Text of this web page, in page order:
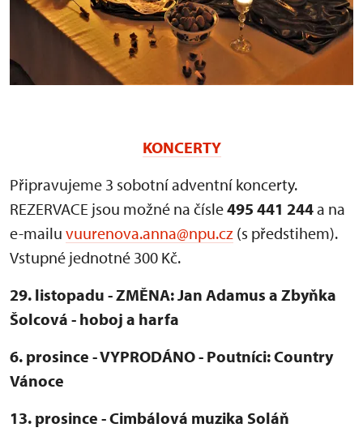
KONCERTY
Připravujeme 3 sobotní adventní koncerty.
REZERVACE jsou možné na čísle495 441 244a na
e-mailu vuurenova.anna@npu.cz (s předstihem).
Vstupné jednotné 300 Kč.
29. listopadu - ZMĚNA: Jan Adamus a Zbyňka
Šolcová - hoboj a harfa
6. prosince - VYPRODÁNO - Poutníci: Country
Vánoce
13. prosince - Cimbálová muzika Soláň